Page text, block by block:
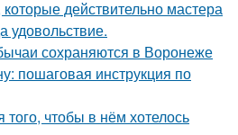
действительно мастера
удовольствие.
сохраняются в Воронеже
пошаговая инструкция по
того, чтобы в нём хотелось